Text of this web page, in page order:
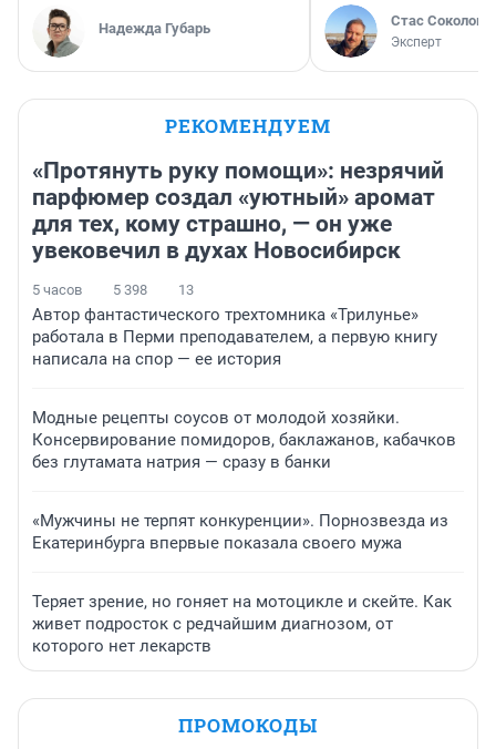
Надежда Губарь Стас Соколов
Эксперт
РЕКОМЕНДУЕМ
«Протянуть руку помощи»: незрячий
парфюмер создал «уютный» аромат
для тех, кому страшно, — он уже
увековечил в духах Новосибирск
5 часов 5 398 13
Автор фантастического трехтомника «Трилунье»
работала в Перми преподавателем, а первую книгу
написала на спор — ее история
Модные рецепты соусов от молодой хозяйки.
Консервирование помидоров, баклажанов, кабачков
без глутамата натрия — сразу в банки
«Мужчины не терпят конкуренции». Порнозвезда из
Екатеринбурга впервые показала своего мужа
Теряет зрение, но гоняет на мотоцикле и скейте. Как
живет подросток с редчайшим диагнозом, от
которого нет лекарств
ПРОМОКОДЫ